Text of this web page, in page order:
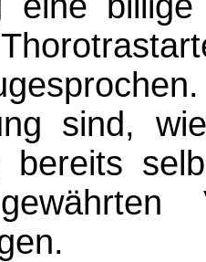
sind,
bereits